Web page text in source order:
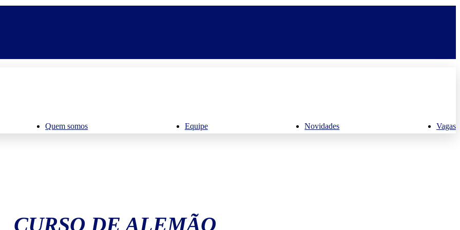
Quem somos Equipe Novidades Vagas
CURSO DE ALEMÃO